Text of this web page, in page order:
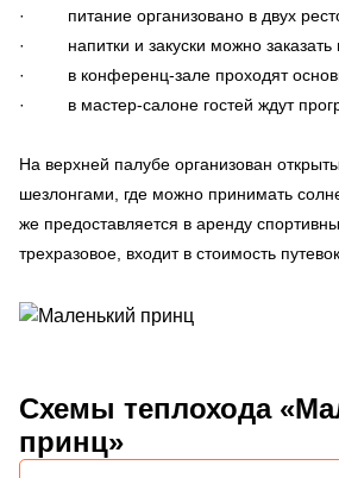
· питание организовано в двух
· напитки и закуски можно заказать
· в конференц-зале проходят
· в мастер-салоне гостей ждут
На верхней палубе организован
шезлонгами, где можно принимать
же предоставляется в аренду
трехразовое, входит в стоимость путевок.
Схемы теплохода
принц»